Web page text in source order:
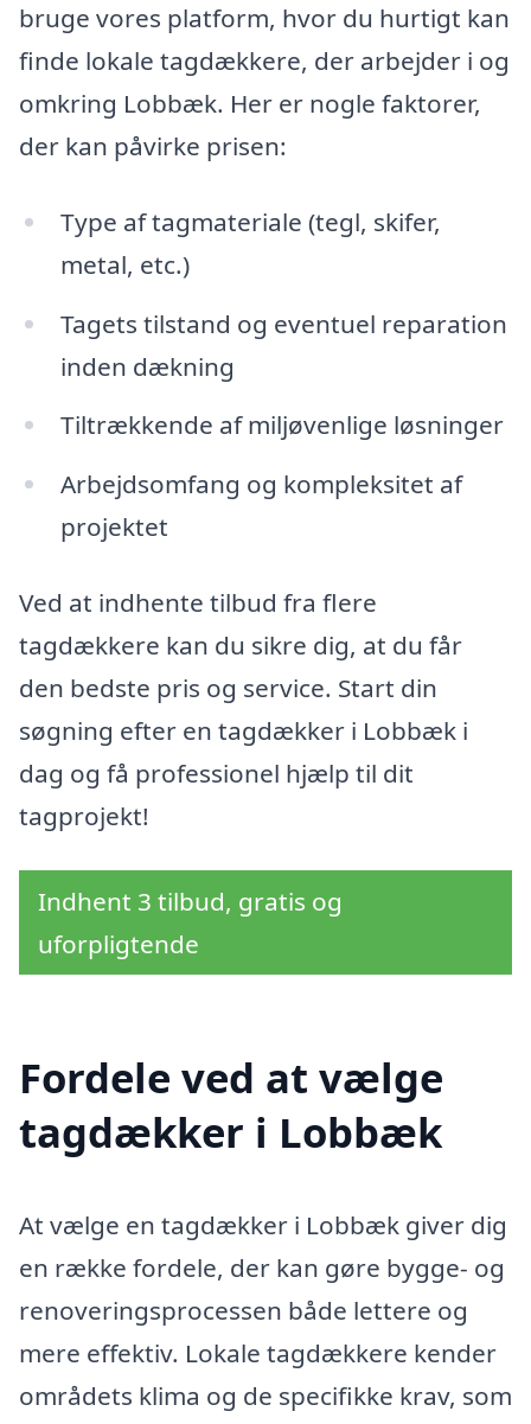
bruge vores platform, hvor du hurtigt kan
finde lokale tagdækkere, der arbejder i og
omkring Lobbæk. Her er nogle faktorer,
der kan påvirke prisen:
Type af tagmateriale (tegl, skifer,
metal, etc.)
Tagets tilstand og eventuel reparation
inden dækning
Tiltrækkende af miljøvenlige løsninger
Arbejdsomfang og kompleksitet af
projektet
Ved at indhente tilbud fra flere
tagdækkere kan du sikre dig, at du får
den bedste pris og service. Start din
søgning efter en tagdækker i Lobbæk i
dag og få professionel hjælp til dit
tagprojekt!
Indhent 3 tilbud, gratis og
uforpligtende
Fordele ved at vælge
tagdækker i Lobbæk
At vælge en tagdækker i Lobbæk giver dig
en række fordele, der kan gøre bygge- og
renoveringsprocessen både lettere og
mere effektiv. Lokale tagdækkere kender
områdets klima og de specifikke krav, som